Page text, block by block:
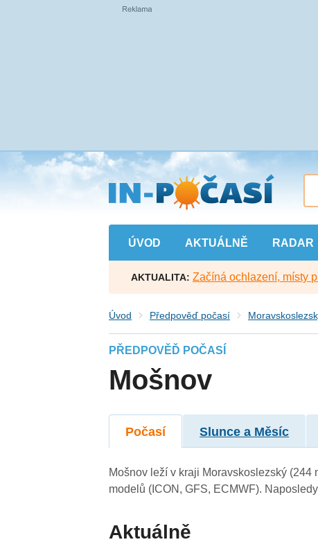
Přejít
na
hlavní
obsah
ÚVOD AKTUÁLNĚ RADAR
AKTUALITA: Začíná ochlazení, místy
Úvod Předpověď počasí
PŘEDPOVĚĎ POČASÍ
Mošnov
Počasí Slunce a Měsíc
Mošnov leží v kraji Moravskoslezský
modelů (ICON, GFS, ECMWF).
Aktuálně